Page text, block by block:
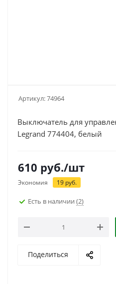
Артикул:74964
Выключатель для
Legrand 774404, белый
610 руб./шт
Экономия 19 руб.
Есть в наличии (2)
Поделиться